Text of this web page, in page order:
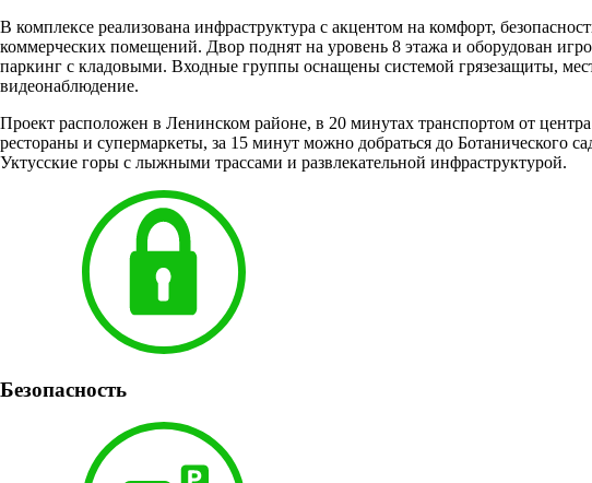
В комплексе реализована инфраструктура с акцентом на комфорт,
коммерческих помещений. Двор поднят на уровень 8 этажа и оборудован
паркинг с кладовыми. Входные группы оснащены системой грязезащиты,
видеонаблюдение.
Проект расположен в Ленинском районе, в 20 минутах транспортом от
рестораны и супермаркеты, за 15 минут можно добраться до
Уктусские горы с лыжными трассами и развлекательной инфраструктурой.
Безопасность